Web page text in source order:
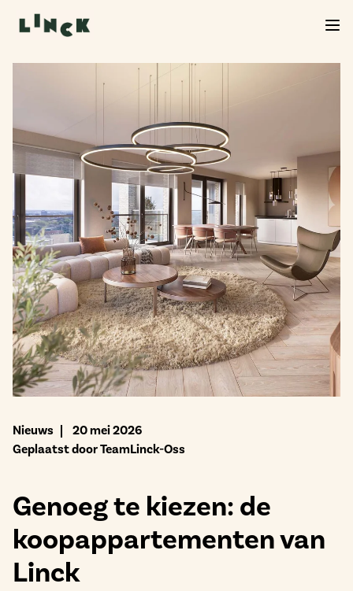
Nieuws
20 mei 2026
Geplaatst door TeamLinck-Oss
Genoeg te kiezen: de
koopappartementen van
Linck
Verkoop Linck van start!
De verkoop van Linck is officieel begonnen. Neem
een kijkje in het woningaanbod, kies jouw favoriet
en start je inschrijving. We helpen je graag verder
bij de volgende stap.
Bekijk het aanbod